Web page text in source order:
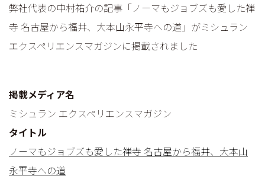
弊社代表の中村祐介の記事「ノーマもジョブズも愛した禅
寺 名古屋から福井、大本山永平寺への道」がミシュラン
エクスペリエンスマガジンに掲載されました
掲載メディア名
ミシュラン エクスペリエンスマガジン
タイトル
ノーマもジョブズも愛した禅寺 名古屋から福井、大本山
永平寺への道